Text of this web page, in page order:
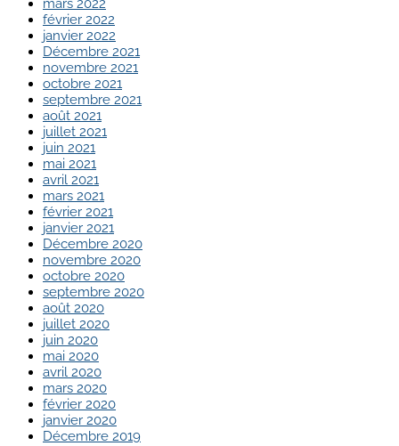
mars 2022
février 2022
janvier 2022
Décembre 2021
novembre 2021
octobre 2021
septembre 2021
août 2021
juillet 2021
juin 2021
mai 2021
avril 2021
mars 2021
février 2021
janvier 2021
Décembre 2020
novembre 2020
octobre 2020
septembre 2020
août 2020
juillet 2020
juin 2020
mai 2020
avril 2020
mars 2020
février 2020
janvier 2020
Décembre 2019